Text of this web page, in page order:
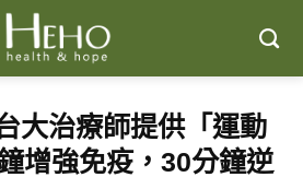
大治療師提供「運動
增強免疫，30分鐘逆